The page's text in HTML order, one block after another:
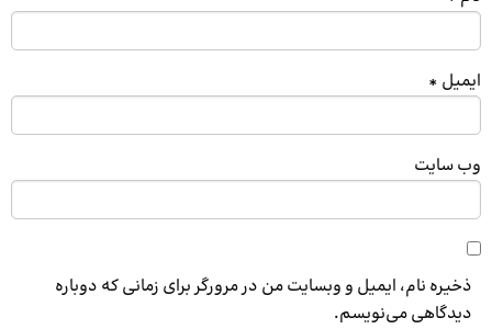
ایمیل *
وب‌ سایت
ذخیره نام، ایمیل و وبسایت من در مرورگر برای زمانی که دوباره
دیدگاهی می‌نویسم.